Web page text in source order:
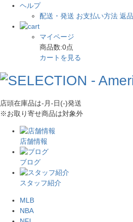
ヘルプ
配送・発送 お支払い方法 返
マイページ
商品数:0点
カートを見る
店頭在庫品は-月-日(-)発送
※お取り寄せ商品は対象外
店舗情報
ブログ
スタッフ紹介
MLB
NBA